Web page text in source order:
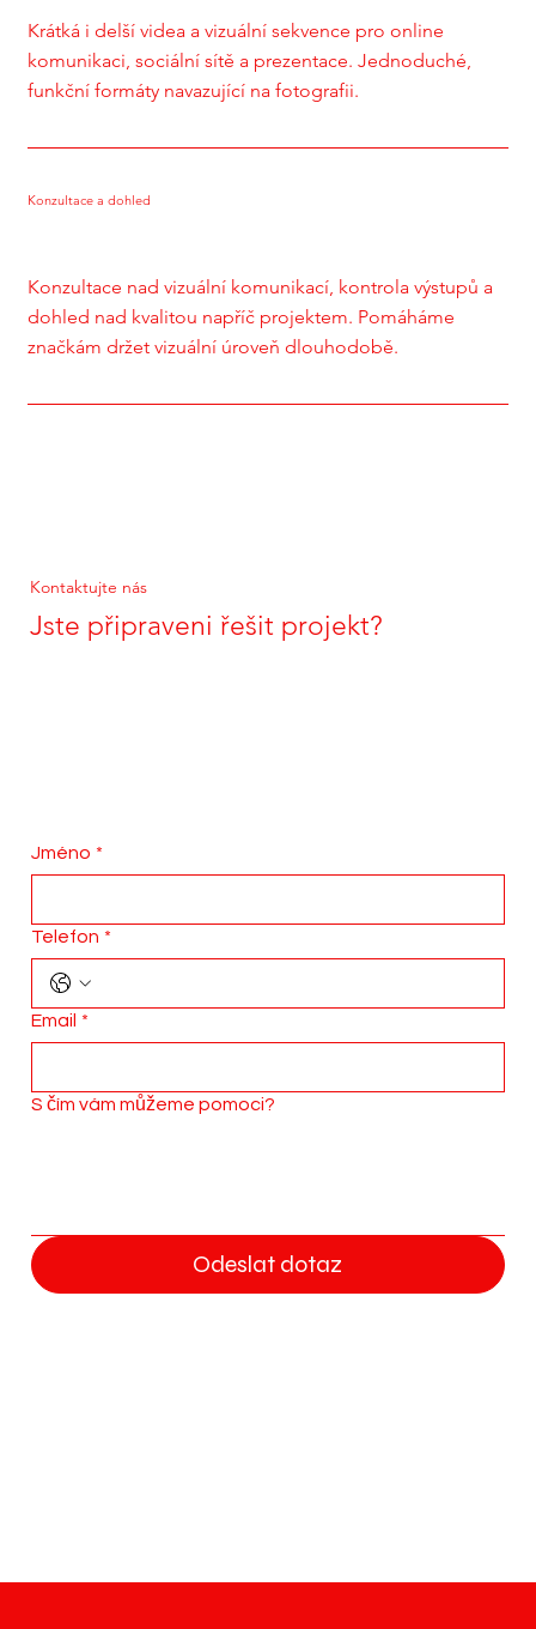
Krátká i delší videa a vizuální sekvence pro online
komunikaci, sociální sítě a prezentace. Jednoduché,
funkční formáty navazující na fotografii.
Konzultace a dohled
Konzultace nad vizuální komunikací, kontrola výstupů a
dohled nad kvalitou napříč projektem. Pomáháme
značkám držet vizuální úroveň dlouhodobě.
Kontaktujte nás
Jste připraveni řešit projekt?
Jméno *
Telefon *
Email *
S čím vám můžeme pomoci?
Odeslat dotaz